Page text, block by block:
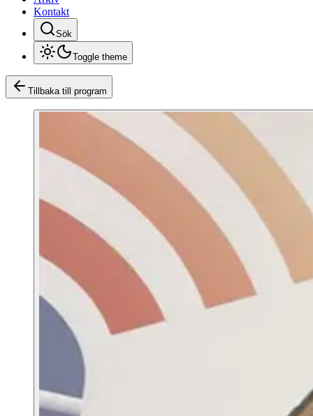
Kontakt
Sök
Toggle theme
Tillbaka till program